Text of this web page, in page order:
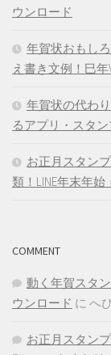
ウンロード
年賀状おもし
え書き文例！巳年
年賀状の代わ
るアプリ・スタ
お正月スタン
類！LINE年末年
COMMENT
動く年賀スタ
ウンロード に へ
お正月スタン